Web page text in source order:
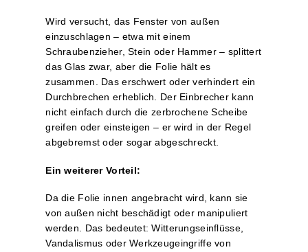
Wird versucht, das Fenster von außen
einzuschlagen – etwa mit einem
Schraubenzieher, Stein oder Hammer – splittert
das Glas zwar, aber die Folie hält es
zusammen. Das erschwert oder verhindert ein
Durchbrechen erheblich. Der Einbrecher kann
nicht einfach durch die zerbrochene Scheibe
greifen oder einsteigen – er wird in der Regel
abgebremst oder sogar abgeschreckt.
Ein weiterer Vorteil:
Da die Folie innen angebracht wird, kann sie
von außen nicht beschädigt oder manipuliert
werden. Das bedeutet: Witterungseinflüsse,
Vandalismus oder Werkzeugeingriffe von